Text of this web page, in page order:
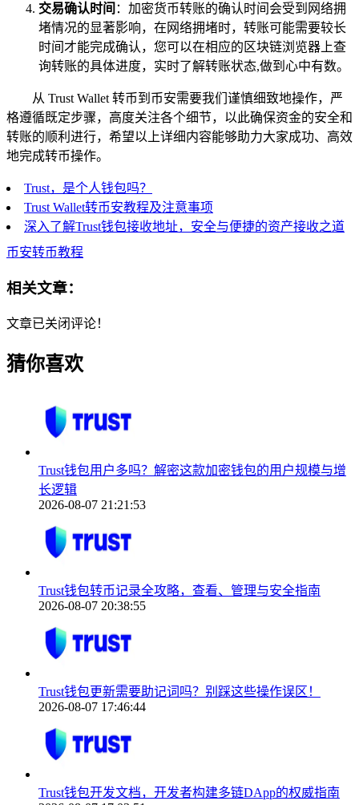
交易确认时间 ：加密货币转账的确认时间会受到网络拥
堵情况的显著影响，在网络拥堵时，转账可能需要较长
时间才能完成确认，您可以在相应的区块链浏览器上查
询转账的具体进度，实时了解转账状态,做到心中有数。
从 Trust Wallet 转币到币安需要我们谨慎细致地操作，严
格遵循既定步骤，高度关注各个细节，以此确保资金的安全和
转账的顺利进行，希望以上详细内容能够助力大家成功、高效
地完成转币操作。
Trust，是个人钱包吗？
Trust Wallet转币安教程及注意事项
深入了解Trust钱包接收地址，安全与便捷的资产接收之道
币安转币教程
相关文章：
文章已关闭评论！
猜你喜欢
Trust钱包用户多吗？解密这款加密钱包的用户规模与增
长逻辑
2026-08-07 21:21:53
Trust钱包转币记录全攻略，查看、管理与安全指南
2026-08-07 20:38:55
Trust钱包更新需要助记词吗？别踩这些操作误区！
2026-08-07 17:46:44
Trust钱包开发文档，开发者构建多链DApp的权威指南